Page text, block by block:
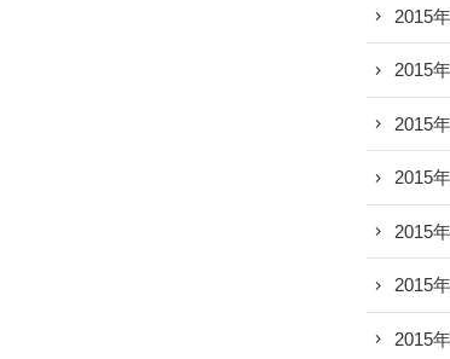
2015
2015
2015
2015
2015
2015
2015